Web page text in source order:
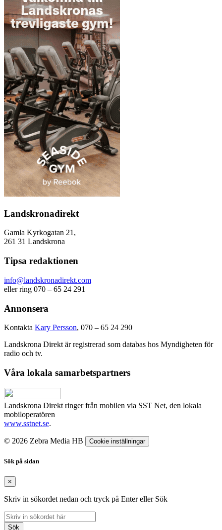
Landskronadirekt
Gamla Kyrkogatan 21,
261 31 Landskrona
Tipsa redaktionen
info@landskronadirekt.com
eller ring 070 – 65 24 291
Annonsera
Kontakta Kary Persson, 070 – 65 24 290
Landskrona Direkt är registrerad som databas hos Myndigheten för
radio och tv.
Våra lokala samarbetspartners
Landskrona Direkt ringer från mobilen via SST Net, den lokala
mobiloperatören
www.sstnet.se.
© 2026 Zebra Media HB Cookie inställningar
Sök på sidan
×
Skriv in sökordet nedan och tryck på Enter eller Sök
Sök